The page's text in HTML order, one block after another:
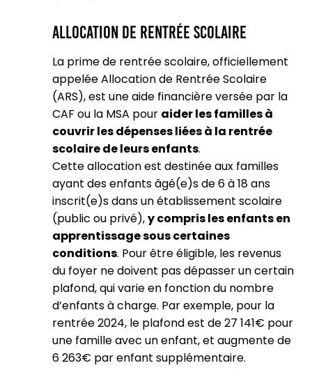
Allocation de rentrée scolaire
La prime de rentrée scolaire, officiellement
appelée Allocation de Rentrée Scolaire
(ARS), est une aide financière versée par la
CAF ou la MSA pour aider les familles à
couvrir les dépenses liées à la rentrée
scolaire de leurs enfants.
Cette allocation est destinée aux familles
ayant des enfants âgé(e)s de 6 à 18 ans
inscrit(e)s dans un établissement scolaire
(public ou privé),y compris les enfants en
apprentissage sous certaines
conditions. Pour être éligible, les revenus
du foyer ne doivent pas dépasser un certain
plafond, qui varie en fonction du nombre
d’enfants à charge. Par exemple, pour la
rentrée 2024, le plafond est de 27 141€ pour
une famille avec un enfant, et augmente de
6 263€ par enfant supplémentaire.